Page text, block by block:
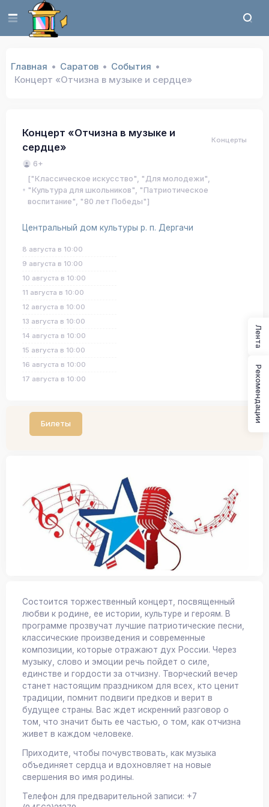
Главная Саратов
События
Концерт «Отчизна в музыке и сердце»
Концерт «Отчизна в музыке и
сердце»
Концерты
6+
["Классическое искусство", "Для молодежи",
"Культура для школьников", "Патриотическое
воспитание", "80 лет Победы"]
Центральный дом культуры р. п. Дергачи
8 августа в 10:00
9 августа в 10:00
10 августа в 10:00
11 августа в 10:00
12 августа в 10:00
13 августа в 10:00
14 августа в 10:00
15 августа в 10:00
16 августа в 10:00
17 августа в 10:00
Билеты
Состоится торжественный концерт, посвященный
любви к родине, ее истории, культуре и героям. В
программе прозвучат лучшие патриотические песни,
классические произведения и современные
композиции, которые отражают дух России. Через
музыку, слово и эмоции речь пойдет о силе,
единстве и гордости за отчизну. Творческий вечер
станет настоящим праздником для всех, кто ценит
традиции, помнит подвиги предков и верит в
будущее страны. Вас ждет искренний разговор о
том, что значит быть ее частью, о том, как отчизна
живет в каждом человеке.
Приходите, чтобы почувствовать, как музыка
объединяет сердца и вдохновляет на новые
свершения во имя родины.
Телефон для предварительной записи: +7
Лента
Рекомендации